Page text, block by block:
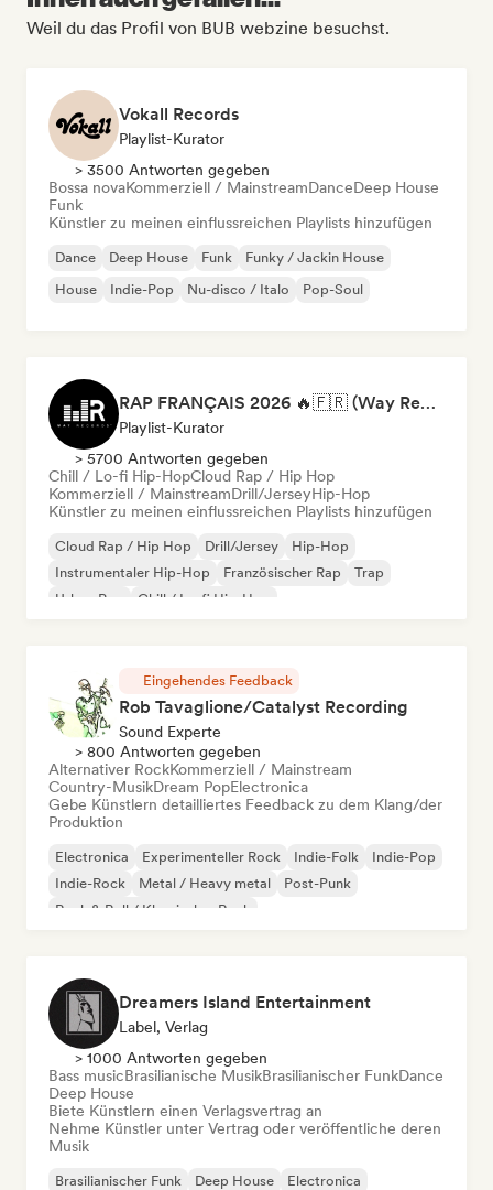
Weil du das Profil von BUB webzine besuchst.
Vokall Records
Playlist-Kurator
> 3500 Antworten gegeben
Bossa novaKommerziell / MainstreamDanceDeep House
Funk
Künstler zu meinen einflussreichen Playlists hinzufügen
Dance Deep House Funk
Funky / Jackin House
House
Indie-Pop Nu-disco / Italo Pop-Soul
RAP FRANÇAIS 2026 🔥🇫🇷 (Way Records)
Playlist-Kurator
> 5700 Antworten gegeben
Chill / Lo-fi Hip-HopCloud Rap / Hip Hop
Kommerziell / MainstreamDrill/JerseyHip-Hop
Künstler zu meinen einflussreichen Playlists hinzufügen
Cloud Rap / Hip Hop Drill/Jersey
Hip-Hop
Instrumentaler Hip-Hop
Französischer Rap
Trap
Urban Pop
Chill / Lo-fi Hip-Hop
Eingehendes Feedback
Rob Tavaglione/Catalyst Recording
Sound Experte
> 800 Antworten gegeben
Alternativer RockKommerziell / Mainstream
Country-MusikDream PopElectronica
Gebe Künstlern detailliertes Feedback zu dem Klang/der
Produktion
Electronica Experimenteller Rock Indie-Folk
Indie-Pop
Indie-Rock
Metal / Heavy metal
Post-Punk
Rock & Roll / Klassischer Rock
Dreamers Island Entertainment
Label, Verlag
> 1000 Antworten gegeben
Bass musicBrasilianische MusikBrasilianischer FunkDance
Deep House
Biete Künstlern einen Verlagsvertrag an
Nehme Künstler unter Vertrag oder veröffentliche deren
Musik
Brasilianischer Funk Deep House
Electronica